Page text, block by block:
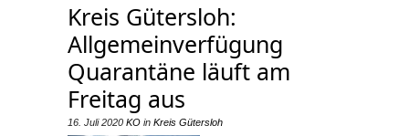
Kreis Gütersloh:
Allgemeinverfügung
Quarantäne läuft am
Freitag aus
16. Juli 2020 KO in Kreis Gütersloh